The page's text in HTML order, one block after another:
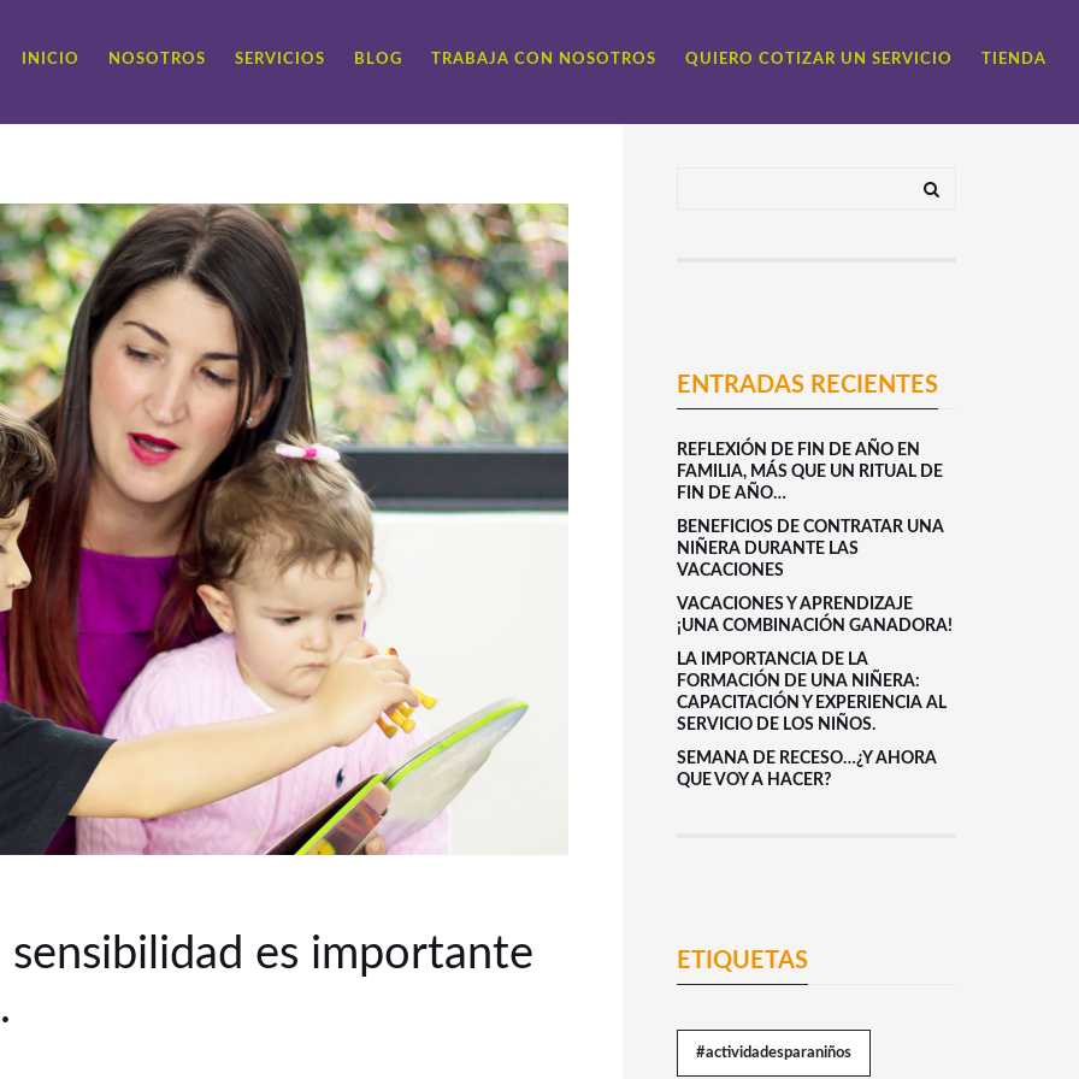
INICIO NOSOTROS SERVICIOS BLOG TRABAJA CON NOSOTROS QUIERO COTIZAR UN SERVICIO TIENDA
es importante
ENTRADAS RECIENTES
REFLEXIÓN DE FIN DE AÑO EN
FAMILIA, MÁS QUE UN RITUAL DE
FIN DE AÑO…
BENEFICIOS DE CONTRATAR UNA
NIÑERA DURANTE LAS
VACACIONES
VACACIONES Y APRENDIZAJE
¡UNA COMBINACIÓN GANADORA!
LA IMPORTANCIA DE LA
FORMACIÓN DE UNA NIÑERA:
CAPACITACIÓN Y EXPERIENCIA AL
SERVICIO DE LOS NIÑOS.
SEMANA DE RECESO…¿Y AHORA
QUE VOY A HACER?
ETIQUETAS
#actividadesparaniños